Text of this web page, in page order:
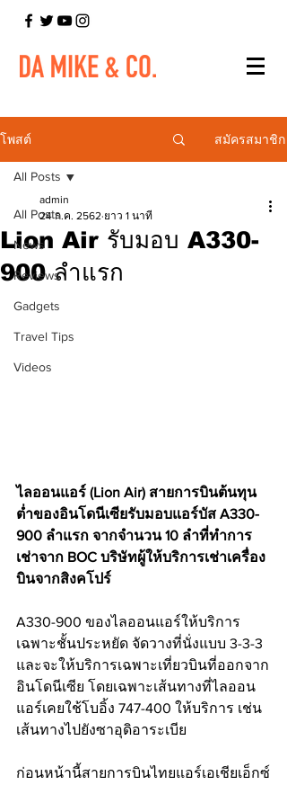
โพสต์ สมัครสมาชิก
All Posts
News
Reviews
Gadgets
Travel Tips
Videos
All Posts
Lion Air รับมอบ A330-
900 ลำแรก
admin
24 ก.ค. 2562 ยาว 1 นาที
ไลออนแอร์ (Lion Air) สายการบินต้นทุน
ต่ำของอินโดนีเซียรับมอบแอร์บัส A330-
900 ลำแรก จากจำนวน 10 ลำที่ทำการ
เช่าจาก BOC บริษัทผู้ให้บริการเช่าเครื่อง
บินจากสิงคโปร์
A330-900 ของไลออนแอร์ให้บริการ
เฉพาะชั้นประหยัด จัดวางที่นั่งแบบ 3-3-3
และจะให้บริการเฉพาะเที่ยวบินที่ออกจาก
อินโดนีเซีย โดยเฉพาะเส้นทางที่ไลออน
แอร์เคยใช้โบอิ้ง 747-400 ให้บริการ เช่น
เส้นทางไปยังซาอุดิอาระเบีย
ก่อนหน้านี้สายการบินไทยแอร์เอเชียเอ็กซ์